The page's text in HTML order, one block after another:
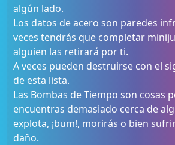
algún lado.
Los datos de acero son paredes
veces tendrás que completar
alguien las retirará por ti.
A veces pueden destruirse con el
de esta lista.
Las Bombas de Tiempo son cosas
encuentras demasiado cerca de
explota, ¡bum!, morirás o bien
daño.